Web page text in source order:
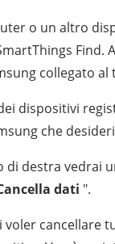
o un altro
Find.
collegato al
dispositivi
che
di destra vedrai
dati ".
voler cancellare